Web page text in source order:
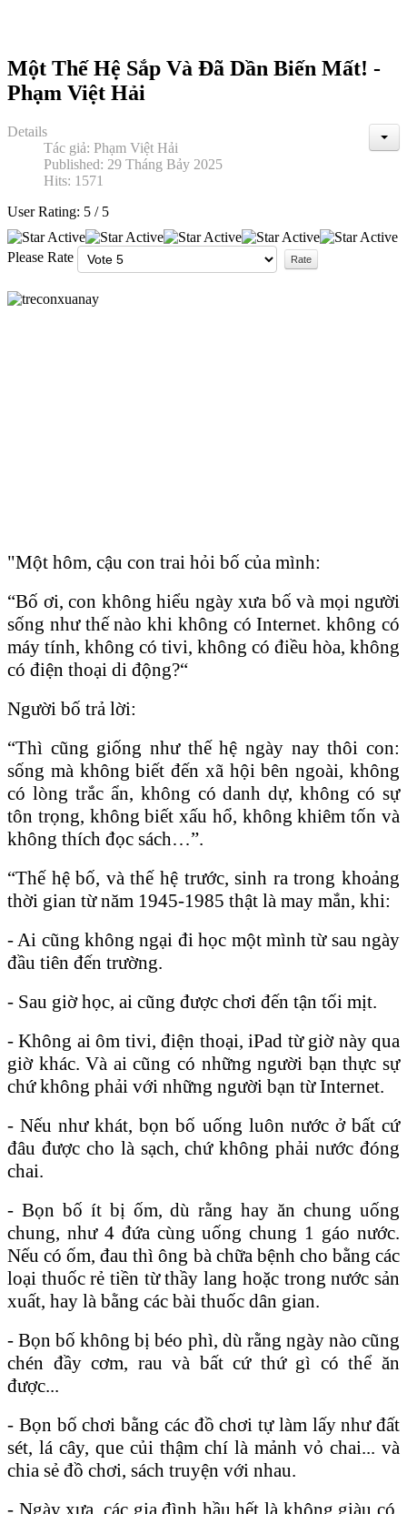
Một Thế Hệ Sắp Và Đã Dần Biến Mất! -
Phạm Việt Hải
Details
Tác giả: Phạm Việt Hải
Published: 29 Tháng Bảy 2025
Hits: 1571
User Rating: 5 / 5
Please Rate
"Một hôm, cậu con trai hỏi bố của mình:
“Bố ơi, con không hiểu ngày xưa bố và mọi người
sống như thế nào khi không có Internet. không có
máy tính, không có tivi, không có điều hòa, không
có điện thoại di động?“
Người bố trả lời:
“Thì cũng giống như thế hệ ngày nay thôi con:
sống mà không biết đến xã hội bên ngoài, không
có lòng trắc ẩn, không có danh dự, không có sự
tôn trọng, không biết xấu hổ, không khiêm tốn và
không thích đọc sách…”.
“Thế hệ bố, và thế hệ trước, sinh ra trong khoảng
thời gian từ năm 1945-1985 thật là may mắn, khi:
- Ai cũng không ngại đi học một mình từ sau ngày
đầu tiên đến trường.
- Sau giờ học, ai cũng được chơi đến tận tối mịt.
- Không ai ôm tivi, điện thoại, iPad từ giờ này qua
giờ khác. Và ai cũng có những người bạn thực sự
chứ không phải với những người bạn từ Internet.
- Nếu như khát, bọn bố uống luôn nước ở bất cứ
đâu được cho là sạch, chứ không phải nước đóng
chai.
- Bọn bố ít bị ốm, dù rằng hay ăn chung uống
chung, như 4 đứa cùng uống chung 1 gáo nước.
Nếu có ốm, đau thì ông bà chữa bệnh cho bằng các
loại thuốc rẻ tiền từ thầy lang hoặc trong nước sản
xuất, hay là bằng các bài thuốc dân gian.
- Bọn bố không bị béo phì, dù rằng ngày nào cũng
chén đầy cơm, rau và bất cứ thứ gì có thể ăn
được...
- Bọn bố chơi bằng các đồ chơi tự làm lấy như đất
sét, lá cây, que củi thậm chí là mảnh vỏ chai... và
chia sẻ đồ chơi, sách truyện với nhau.
- Ngày xưa, các gia đình hầu hết là không giàu có.